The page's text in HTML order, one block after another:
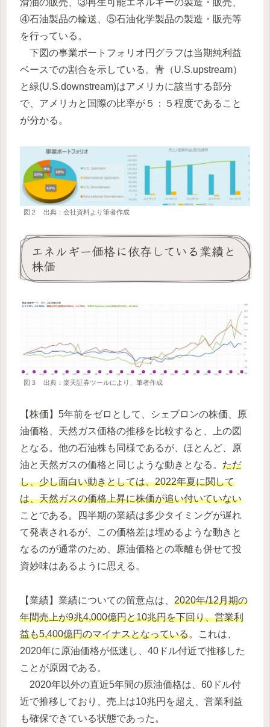
滑油の販売、③再生可能エネルギーの製造・販売、
④石油製品の輸送、⑤石油化学製品の製造・販売等
を行っている。
下図の事業ポートフォリオ円グラフは当期純利益
ベースでの割合を示している。青（U.S.upstream）
と緑(U.S.downstream)はアメリカに該当する部分
で、アメリカと国際の比率が５：５程度であること
が分かる。
図２ 出典：会社資料より筆者作成
エネルギー価格に依存している業績と
株価
図３ 出典：楽天証券ツールにより、筆者作成
【株価】5年前をゼロとして、シェブロンの株価、原
油価格、天然ガス価格の推移を比較すると、上の図
となる。他の石油株も同様であるが、ほとんど、原
油と天然ガスの価格と同じような動きとなる。 ただ
し、少し面白い動きとしては、2022年夏に関して
は、天然ガスの価格上昇に株価が追い付いていない
ことである。四半期の業績は多少タイミングが遅れ
て発表されるが、この価格差は埋めるような動きと
なるのが通常のため、原油価格との乖離も併せて投
資妙味はあるように思える。
【業績】業績についての留意点は、 2020年/12月期の
年間売上が9兆4,000億円と10兆円を下回り、営業利
益も5,400億円のマイナスとなっている。これは、
2020年に原油価格が低迷し、40ドル付近で推移した
ことが原因である。
2020年以外の直近5年間の原油価格は、60ドル付
近で推移しており、売上は10兆円を超え、営業利益
も確保できている状態であった。